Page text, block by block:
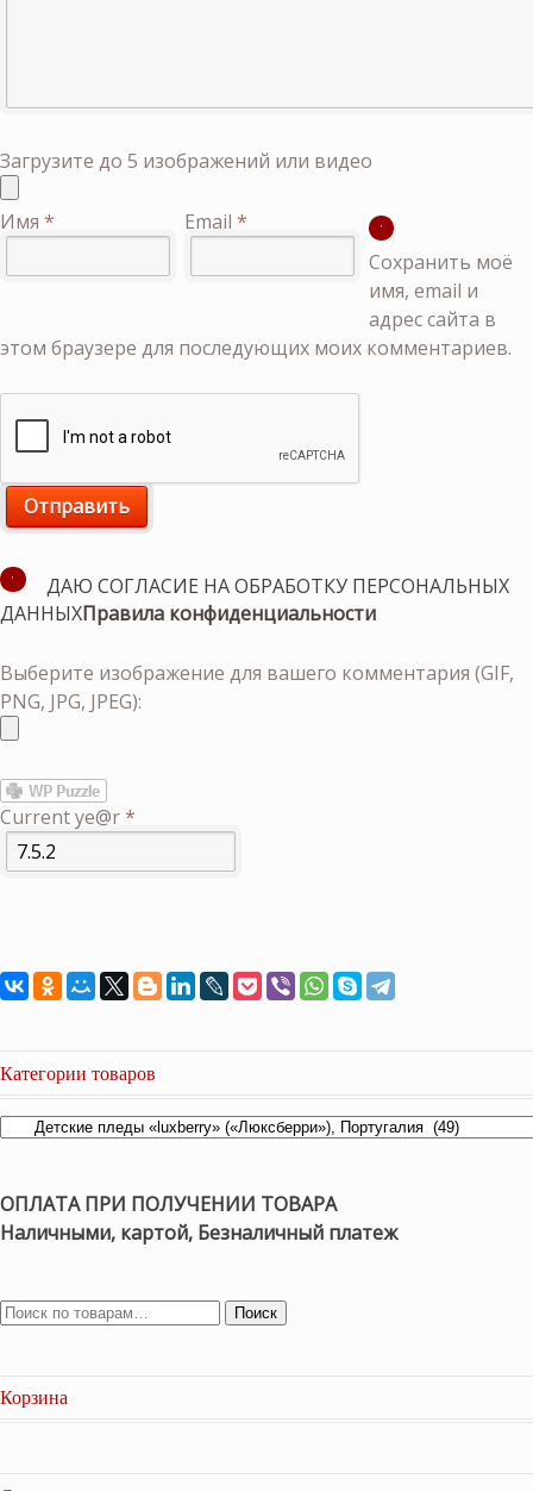
Загрузите до 5 изображений или видео
Имя * Email *
Сохранить моё
имя, email и
адрес сайта в
этом браузере для последующих моих комментариев.
ДАЮ СОГЛАСИЕ НА ОБРАБОТКУ ПЕРСОНАЛЬНЫХ
ДАННЫХПравила конфиденциальности
Выберите изображение для вашего комментария (GIF,
PNG, JPG, JPEG):
Current ye@r*
Категории товаров
ОПЛАТА ПРИ ПОЛУЧЕНИИ ТОВАРА
Наличными, картой, Безналичный платеж
Поиск
Корзина